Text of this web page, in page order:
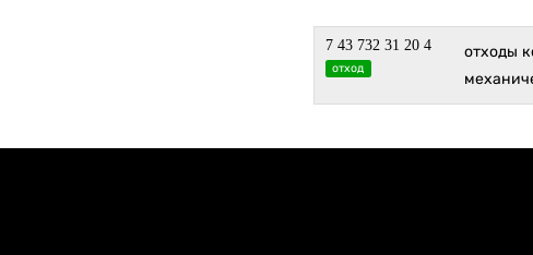
7 43 732 31 20 4
отход
отходы